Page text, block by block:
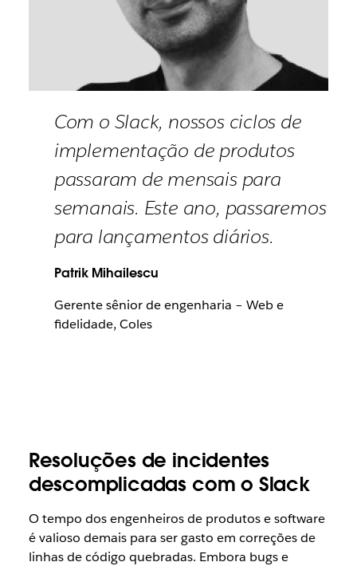
Com o Slack, nossos ciclos de
implementação de produtos
passaram de mensais para
semanais. Este ano, passaremos
para lançamentos diários.
Patrik Mihailescu
Gerente sênior de engenharia – Web e
fidelidade, Coles
Resoluções de incidentes
descomplicadas com o Slack
O tempo dos engenheiros de produtos e software
é valioso demais para ser gasto em correções de
linhas de código quebradas. Embora bugs e